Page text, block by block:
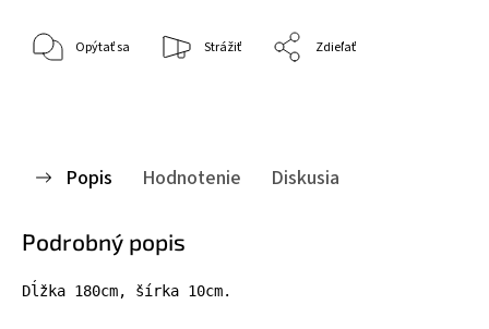
Opýtať sa Strážiť Zdieľať
Popis Hodnotenie Diskusia
Podrobný popis
Dĺžka 180cm, šírka 10cm.